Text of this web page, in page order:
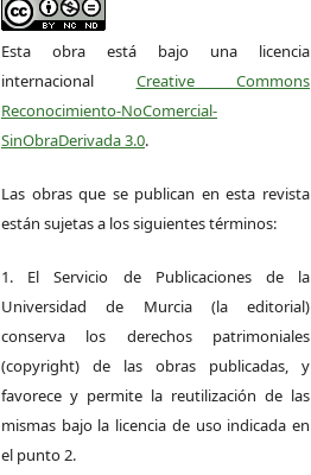
Esta obra está bajo una licencia
internacional Creative Commons
Reconocimiento-NoComercial-
SinObraDerivada 3.0.
Las obras que se publican en esta revista
están sujetas a los siguientes términos:
1. El Servicio de Publicaciones de la
Universidad de Murcia (la editorial)
conserva los derechos patrimoniales
(copyright) de las obras publicadas, y
favorece y permite la reutilización de las
mismas bajo la licencia de uso indicada en
el punto 2.